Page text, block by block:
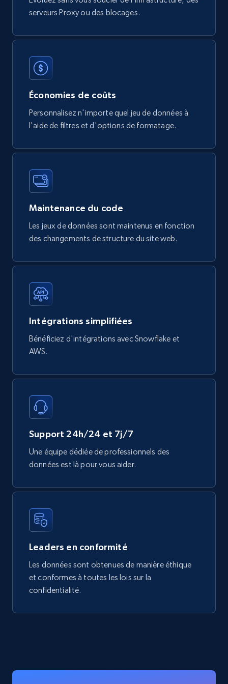
URL, Product id, Title, Breadcrumbs, Category,
eCommerce
URL, Review id, Reviewer name, Review date,
more.
eCommerce
740+ 39+ Buy Now
Mouser - Products
Product url, Category url, Mouser part num, Mfr
Manufacturer url, and more.
eCommerce
serveurs Proxy ou des blocages.
Économies de coûts
Personnalisez n'importe quel jeu de données à
l'aide de filtres et d'options de formatage.
Maintenance du code
Les jeux de données sont maintenus en fonction
des changements de structure du site web.
Intégrations simplifiées
Bénéficiez d'intégrations avec Snowflake et
AWS.
Support 24h/24 et 7j/7
Une équipe dédiée de professionnels des
données est là pour vous aider.
Leaders en conformité
Les données sont obtenues de manière éthique
et conformes à toutes les lois sur la
confidentialité.